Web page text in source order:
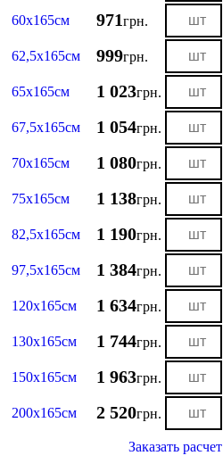
60х165см 971грн.
62,5х165см 999грн.
65х165см 1 023грн.
67,5х165см 1 054грн.
70х165см 1 080грн.
75х165см 1 138грн.
82,5х165см 1 190грн.
97,5х165см 1 384грн.
120х165см 1 634грн.
130х165см 1 744грн.
150х165см 1 963грн.
200х165см 2 520грн.
Заказать расчет